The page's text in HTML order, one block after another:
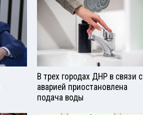
В трех городах ДНР в связи с
аварией приостановлена
подача воды